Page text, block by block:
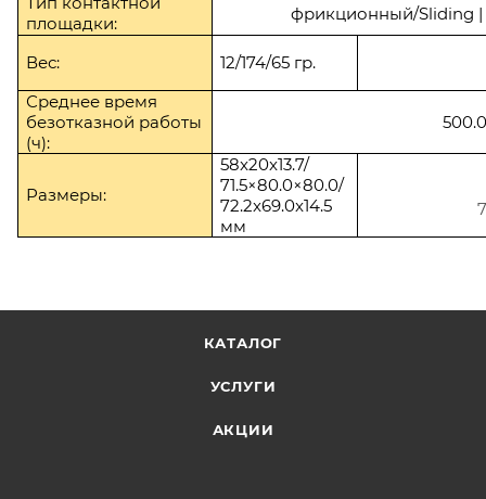
площадки:
фрикционный/Sliding
Вес:
12/174/65 гр.
Среднее время
безотказной работы
(ч):
Размеры:
58x20x13.7/
71.5×80.0×80.0/
72.2x69.0x14.5
мм
КАТАЛОГ
УСЛУГИ
АКЦИИ